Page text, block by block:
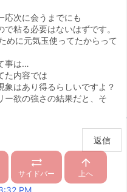
応次に会うまでにも
粘る必要はないはずです。
めに元気玉使ってたからって
事は…
た内容では
はあり得るらしいですよ？
ー欲の強さの結果だと、そ
返信

サイドバー

上へ